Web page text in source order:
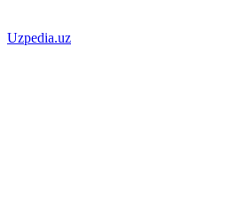
Uzpedia.uz